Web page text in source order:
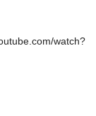
watch?